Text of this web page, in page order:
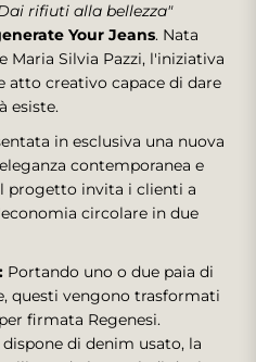
rifiuti alla bellezza"
Your Jeans. Nata
Maria Silvia Pazzi, l'iniziativa
atto creativo capace di dare
esiste.
in esclusiva una nuova
contemporanea e
progetto invita i clienti a
circolare in due
Portando uno o due paia di
questi vengono trasformati
firmata Regenesi.
di denim usato, la